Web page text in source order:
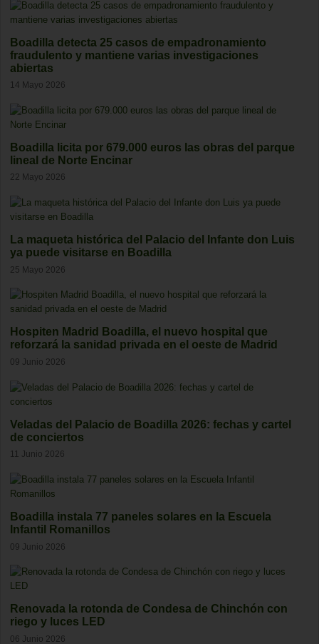
Boadilla detecta 25 casos de empadronamiento
fraudulento y mantiene varias investigaciones
abiertas
14 Mayo 2026
Boadilla licita por 679.000 euros las obras del parque
lineal de Norte Encinar
22 Mayo 2026
La maqueta histórica del Palacio del Infante don Luis
ya puede visitarse en Boadilla
25 Mayo 2026
Hospiten Madrid Boadilla, el nuevo hospital que
reforzará la sanidad privada en el oeste de Madrid
09 Junio 2026
Veladas del Palacio de Boadilla 2026: fechas y cartel
de conciertos
11 Junio 2026
Boadilla instala 77 paneles solares en la Escuela
Infantil Romanillos
09 Junio 2026
Renovada la rotonda de Condesa de Chinchón con
riego y luces LED
06 Junio 2026